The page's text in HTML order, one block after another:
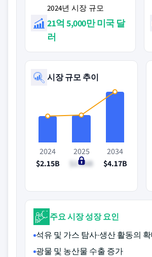
2024년 시장 규모
21억 5,000만 미국 달
러
시장 규모 추이
2024
$2.15B
2025
$2.26B
2034
$4.17B
주요 시장 성장 요인
석유 및 가스 탐사·생산 활동의
광물 및 농산물 수출 증가